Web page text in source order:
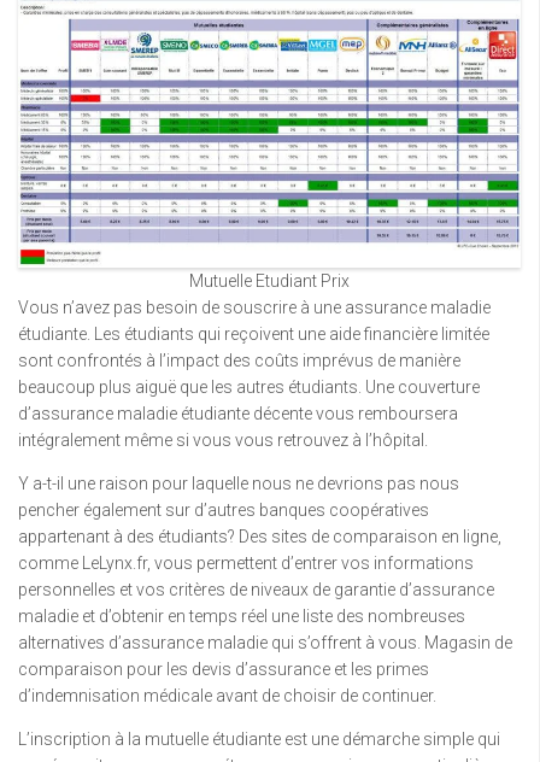
Mutuelle Etudiant Prix
Vous n’avez pas besoin de souscrire à une assurance maladie
étudiante. Les étudiants qui reçoivent une aide financière limitée
sont confrontés à l’impact des coûts imprévus de manière
beaucoup plus aiguë que les autres étudiants. Une couverture
d’assurance maladie étudiante décente vous remboursera
intégralement même si vous vous retrouvez à l’hôpital.
Y a-t-il une raison pour laquelle nous ne devrions pas nous
pencher également sur d’autres banques coopératives
appartenant à des étudiants? Des sites de comparaison en ligne,
comme LeLynx.fr, vous permettent d’entrer vos informations
personnelles et vos critères de niveaux de garantie d’assurance
maladie et d’obtenir en temps réel une liste des nombreuses
alternatives d’assurance maladie qui s’offrent à vous. Magasin de
comparaison pour les devis d’assurance et les primes
d’indemnisation médicale avant de choisir de continuer.
L’inscription à la mutuelle étudiante est une démarche simple qui